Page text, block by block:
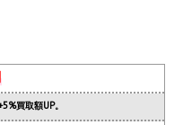
買取額UP。